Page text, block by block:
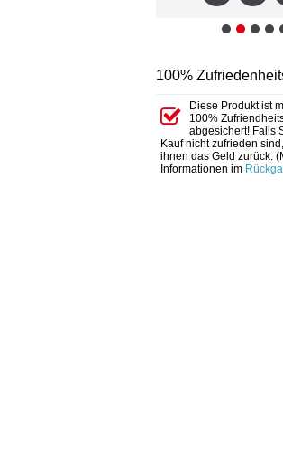
100%
Diese Produkt ist
100%
abgesichert! Falls
Kauf nicht zufrieden
ihnen das Geld zurück.
Informationen im